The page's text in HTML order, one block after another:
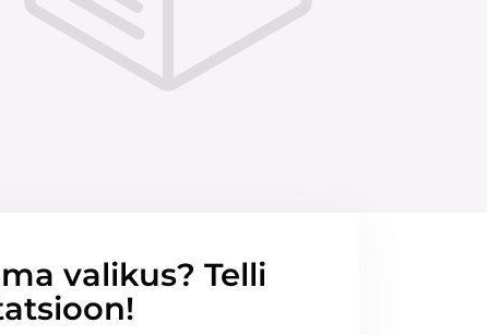
valikus? Telli